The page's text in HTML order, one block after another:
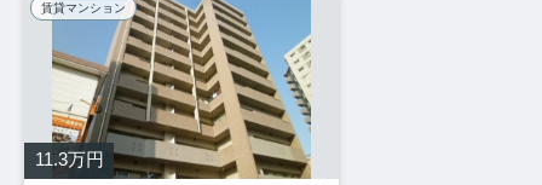
賃貸マンション
11.3万円